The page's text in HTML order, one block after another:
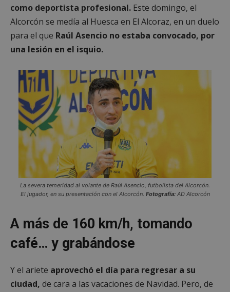
como deportista profesional. Este domingo, el
Alcorcón se medía al Huesca en El Alcoraz, en un duelo
para el que Raúl Asencio no estaba convocado, por
una lesión en el isquio.
La severa temeridad al volante de Raúl Asencio, futbolista del Alcorcón.
El jugador, en su presentación con el Alcorcón. Fotografía: AD Alcorcón
A más de 160 km/h, tomando
café… y grabándose
Y el ariete aprovechó el día para regresar a su
ciudad, de cara a las vacaciones de Navidad. Pero, de